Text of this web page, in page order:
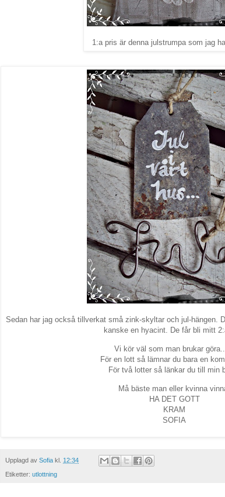
1:a pris är denna julstrumpa som jag
Sedan har jag också tillverkat små zink-skyltar och jul-hängen.
kanske en hyacint. De får bli mitt
Vi kör väl som man brukar
För en lott så lämnar du bara en
För två lotter så länkar du till min
Må bäste man eller kvinna
HA DET GOTT
KRAM
SOFIA
Upplagd av Sofia kl. 12:34
Etiketter: utlottning